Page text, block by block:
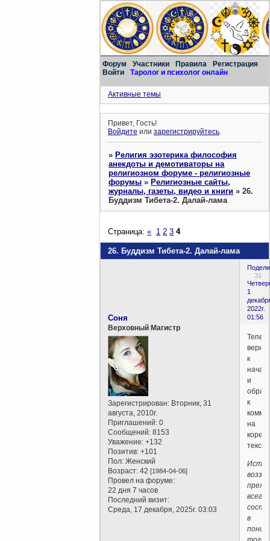
Форум Участники Правила
Регистрация
Войти
Таролог и психолог онлайн
Активные темы
Привет, Гость!
Войдите илизарегистрируйтесь.
»Религия эзотерика философия
анекдоты и демотиваторы на
религиозном форуме - религиозные
форумы »Религиозные сайты,
журналы, газеты, видео и книги »26.
Буддизм Тибета-2. Далай-лама
26. Буддизм Тибета-2. Далай-лама
Страница:« 1 2 3 4
31
1
2022г.
01:56
Соня
Верховный Магистр
Зарегистрирован: Вторник, 31
августа, 2010г.
Приглашений: 0
Сообщений: 8153
Уважение: +132
Позитив: +101
Пол: Женский
Возраст: 42[1984-04-06]
Провел на форуме:
22 дня 7 часов
Последний визит:
Среда, 17 декабря, 2025г. 03:03
к
и
к
на
текст.
всего
в